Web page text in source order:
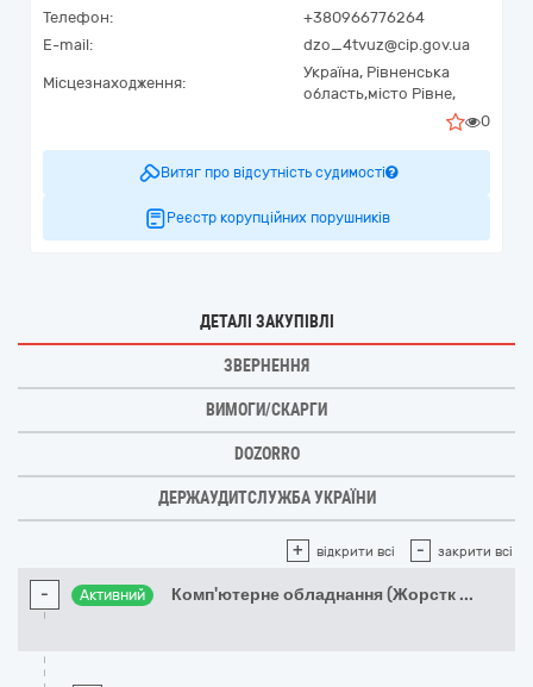
Телефон:
+380966776264
E-mail:
dzo_4tvuz@cip.gov.ua
Місцезнаходження:
Україна, Рівненська
область,місто Рівне,
0
Витяг про відсутність судимості
Реєстр корупційних порушників
ДЕТАЛІ ЗАКУПІВЛІ
ЗВЕРНЕННЯ
ВИМОГИ/СКАРГИ
DOZORRO
ДЕРЖАУДИТСЛУЖБА УКРАЇНИ
+ відкрити всі - закрити всі
- Активний Комп'ютерне обладнання (Жорстк ...